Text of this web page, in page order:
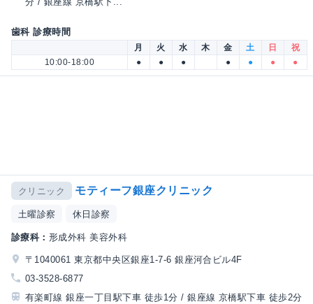
歯科 診療時間
月 火 水 木 金 土 日
祝
10:00-18:00
● ● ● ● ● ● ●
クリニック モティーフ銀座クリニック
土曜診察 休日診察
診療科： 形成外科 美容外科
〒1040061 東京都中央区銀座1-7-6 銀座河合ビル4F
03-3528-6877
有楽町線 銀座一丁目駅下車 徒歩1分 / 銀座線 京橋駅下車 徒歩2分